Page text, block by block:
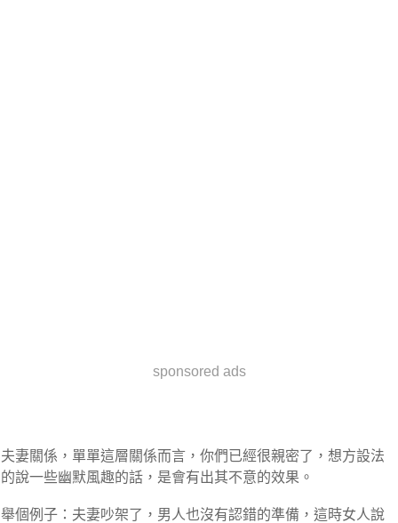
sponsored ads
夫妻關係，單單這層關係而言，你們已經很親密了，想方設法
的說一些幽默風趣的話，是會有出其不意的效果。
舉個例子：夫妻吵架了，男人也沒有認錯的準備，這時女人說